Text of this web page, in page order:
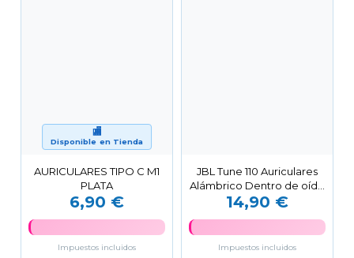
🏬
Disponible en Tienda
AURICULARES TIPO C M1
PLATA
6,90 €
Impuestos incluidos
JBL Tune 110 Auriculares
Alámbrico Dentro de oído
Llamadas/Música...
14,90 €
Impuestos incluidos